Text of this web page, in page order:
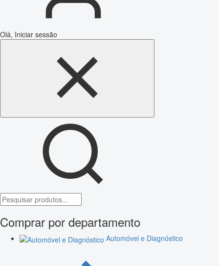
Olá, Iniciar sessão
Comprar por departamento
Automóvel e Diagnóstico